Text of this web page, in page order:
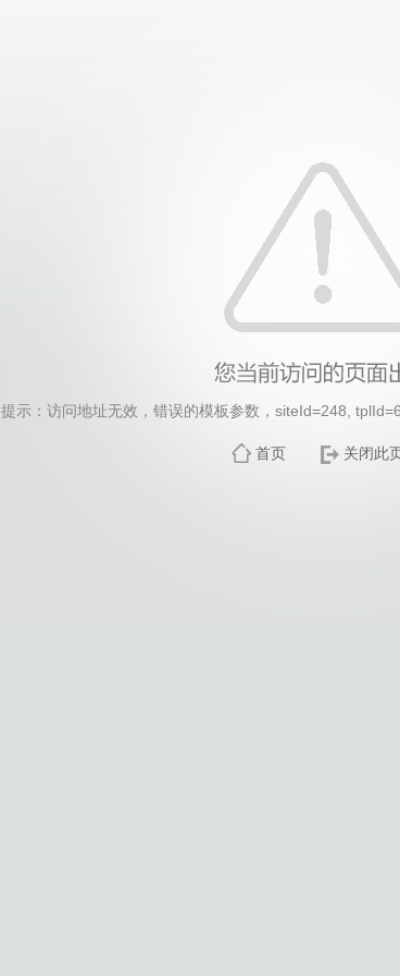
提示：访问地址无效，错误的模板参数，siteId=248,
首页 关闭此